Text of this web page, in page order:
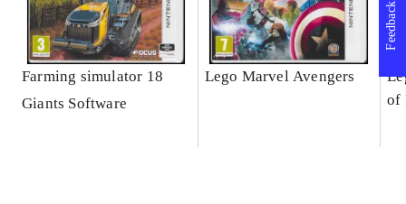
Farming simulator 18
Giants Software
Lego Marvel Avengers
of
Feedback